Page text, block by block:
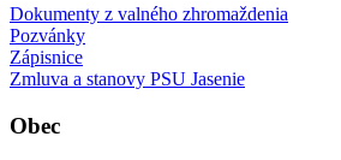
Dokumenty z valného zhromaždenia
Pozvánky
Zápisnice
Zmluva a stanovy PSU Jasenie
Obec